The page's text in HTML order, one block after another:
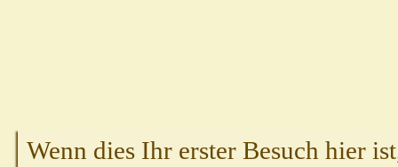
Wenn dies Ihr erster Besuch hier